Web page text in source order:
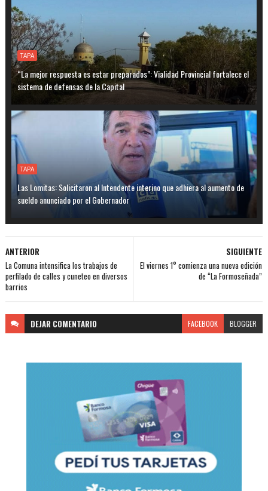
TAPA
“La mejor respuesta es estar preparados”: Vialidad Provincial fortalece el
sistema de defensas de la Capital
TAPA
Las Lomitas: Solicitaron al Intendente interino que adhiera al aumento de
sueldo anunciado por el Gobernador
SIGUIENTE
El viernes 1° comienza una nueva edición
de “La Formoseñada”
ANTERIOR
La Comuna intensifica los trabajos de
perfilado de calles y cuneteo en diversos
barrios
DEJAR COMENTARIO FACEBOOK BLOGGER